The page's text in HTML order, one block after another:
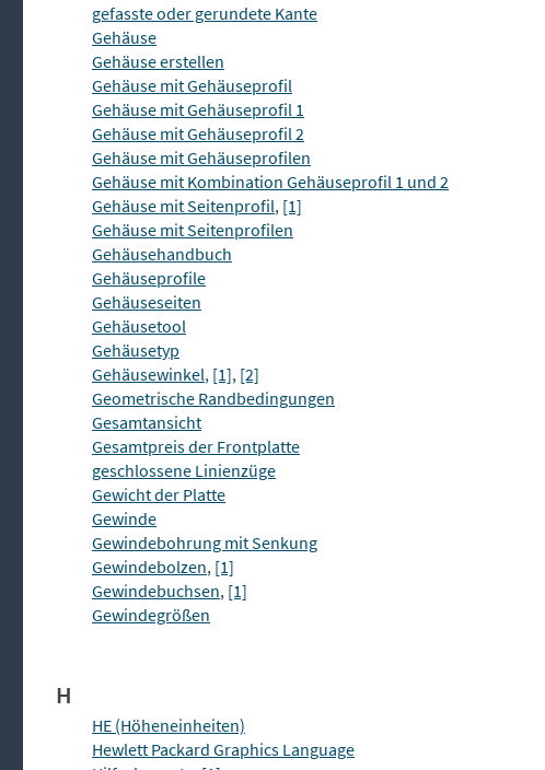
gefasste oder gerundete Kante
Gehäuse
Gehäuse erstellen
Gehäuse mit Gehäuseprofil
Gehäuse mit Gehäuseprofil 1
Gehäuse mit Gehäuseprofil 2
Gehäuse mit Gehäuseprofilen
Gehäuse mit Kombination Gehäuseprofil 1 und 2
Gehäuse mit Seitenprofil, [1]
Gehäuse mit Seitenprofilen
Gehäusehandbuch
Gehäuseprofile
Gehäuseseiten
Gehäusetool
Gehäusetyp
Gehäusewinkel, [1], [2]
Geometrische Randbedingungen
Gesamtansicht
Gesamtpreis der Frontplatte
geschlossene Linienzüge
Gewicht der Platte
Gewinde
Gewindebohrung mit Senkung
Gewindebolzen, [1]
Gewindebuchsen, [1]
Gewindegrößen
H
HE (Höheneinheiten)
Hewlett Packard Graphics Language